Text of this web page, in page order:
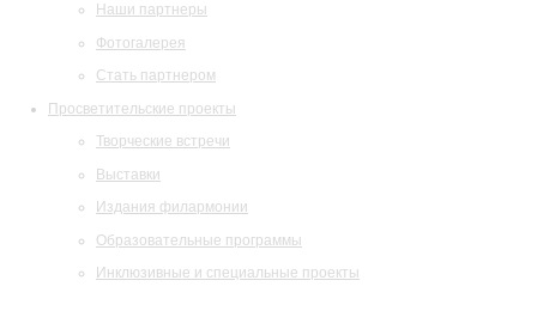
Наши партнеры
Фотогалерея
Стать партнером
Просветительские проекты
Творческие встречи
Выставки
Издания филармонии
Образовательные программы
Инклюзивные и специальные проекты